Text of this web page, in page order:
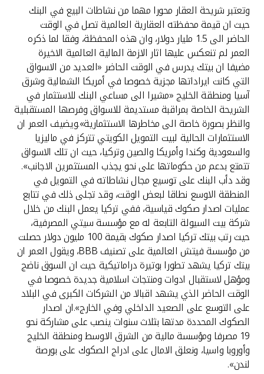
وتعتبر شريحة العقار محورا مهما من نشاطات البيع في البنك
حيث ان قيمة محفظته العقارية العالمية تصل في الوقت
الحاضر الى 1.5 مليار دولار، وان هذه المحفظة، وفقا لما ذكره
العمر لم تنعكس عليها اثار الازمة المالية العالمية الاخيرة
مضيفا ان بيتك يدرس في الوقت الحاضر «العديد من الاسواق
التي كانت ايراداتها مجزية خصوصا في أمريكا الشمالية وشرق
آسيا ومنطقة الخليج «مشيرا الى مساعي البنك للاستثمار في
الشريحة الخاصة بمراقبة مستديمة للاسواق وفرصها المستقبلية
والنظر بصورة خاصة الى مخاطرها الاستثمارية».ويضيف العمر ان
الاستثمارات الحالية لبيت التمويل الكويتي تتركز في ماليزيا
والسعودية وكندا وأمريكا والصين وتركيا، حيث ان تلك الاسواق
تتمتع بدعم من حكوماتها على نحو يجذب المستثمرين الاجانب».
وقد دأب البنك على توسيع مجال نشاطاته في التمويل في
المنطقة الاوسع نطاقا لبعض الوقت، وقد تجلى ذلك في تتابع
عمليات اصدار صكوك قياسية، ففي تركيا يعمل البنك من خلال
شركة بيت السيولة التابعة له مع مؤسسة سيتي المصرفية،
حيث رتب بيتك تركيا اصدار صكوك بقيمة 100 مليون دولار حصلت
من مؤسسة فيتش العالمية على تصنيف BBB، ويقول العمر ان
بيتك تركيا يشهد تطورا بوتيرة دراماتيكية حيث ان السوق ناضج
ومؤهل لاستقبال ادوات ومنتجات اسلامية جديدة خصوصا في
الوقت الحاضر الذي يشهد اقبالا من الشركات الكبرى في البلاد
على التوسع على الصعيد الداخلي وفي الخارج».ان اصدار
الصكوك المحددة مدتها بثلاث سنوات ينصب على مشاركة نحو
19 مصرفا ومؤسسة مالية من الشرق الاوسط ومنطقة الخليج
وأوروبا واسيا، ونعلق الامال على ادراج الصكوك على بورصة
لندن».